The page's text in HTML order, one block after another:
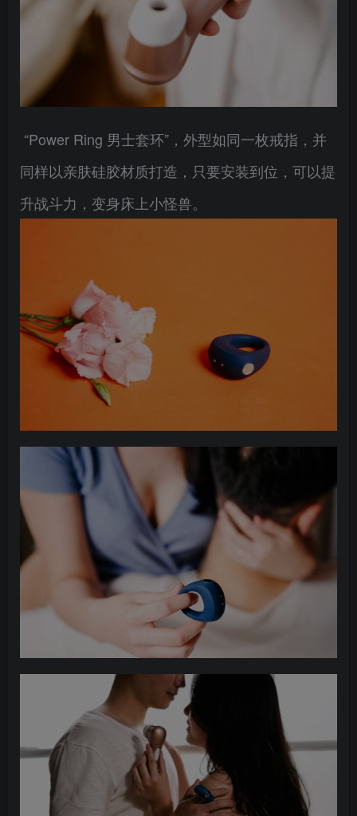
“Power Ring 男士套环”，外型如同一枚戒指，并
同样以亲肤硅胶材质打造，只要安装到位，可以提
升战斗力，变身床上小怪兽。